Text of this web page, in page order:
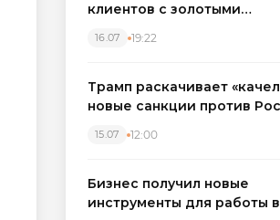
клиентов с золотыми
вырос на фоне
16.07 19:22
Трамп раскачивает
новые санкции против
15.07 12:00
Бизнес получил новые
инструменты для работы в